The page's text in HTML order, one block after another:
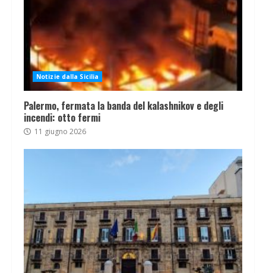
Notizie dalla Sicilia
Palermo, fermata la banda del kalashnikov e degli
incendi: otto fermi
11 giugno 2026